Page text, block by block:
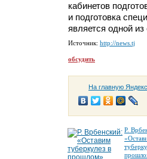
кабинетов
и подготовка
является одной
Источник: http://news.tj
обсудить
На главную
Р.